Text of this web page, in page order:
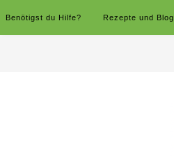
Benötigst du Hilfe? Rezepte und Blog